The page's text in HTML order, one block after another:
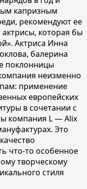
капризным
рекомендуют ее
актрисы, которая бы
Актриса Инна
балерина
поклонницы
неизменно
применение
ых европейских
в сочетании с
компания L — Alix
Это
что-то особенное
творческому
стиля